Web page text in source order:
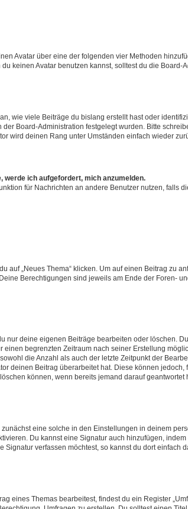
Avatar über eine der folgenden vier Methoden
keinen Avatar benutzen kannst, solltest du die Board-
wie viele Beiträge du bislang erstellt hast oder
Board-Administration festgelegt wurden. Bitte
wird deinen Rang unter Umständen einfach wieder
werde ich aufgefordert, mich anzumelden.
für Nachrichten an andere Benutzer nutzen, falls
auf „Neues Thema“ klicken. Um auf einen Beitrag zu
Berechtigungen sind jeweils am Ende der Foren-
nur deine eigenen Beiträge bearbeiten oder löschen.
begrenzten Zeitraum nach seiner Erstellung
die Anzahl als auch der letzte Zeitpunkt der
deinen Beitrag überarbeitet hat. Diese können
können, wenn bereits jemand darauf geantwortet
eine solche in den Einstellungen in deinem
Du kannst eine Signatur auch hinzufügen,
verfassen möchtest, so kannst du dort einfach
eines Themas bearbeitest, findest du ein Register